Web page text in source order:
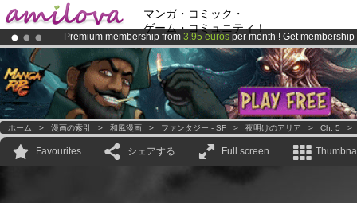
マンガ・コミック・
ゲーム・コミュニティ！
Premium membership from 3.95 euros per month ! Get membership
AmilovaKickstarter is now LIVE!.
Already 100000 membersand 1000 comics & mangas!.
ホーム > 漫画の索引 > 和風漫画 > ファンタジー - SF > 夜明けのアリア > Ch. 5
Favourites シェアする Full screen